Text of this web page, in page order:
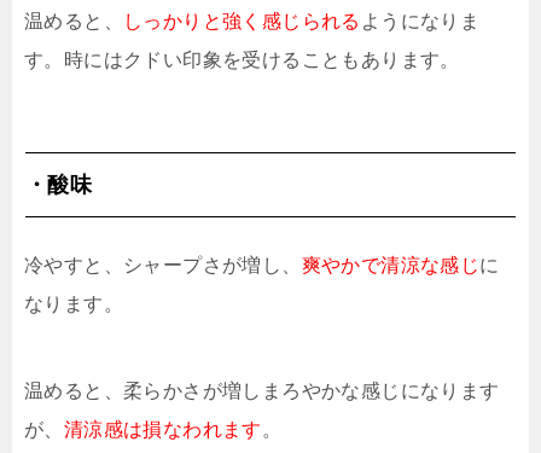
温めると、 しっかりと強く感じられる ようになりま
す。時にはクドい印象を受けることもあります。
・酸味
冷やすと、シャープさが増し、 爽やかで清涼な感じに
なります。
温めると、柔らかさが増しまろやかな感じになります
が、 清涼感は損なわれます 。